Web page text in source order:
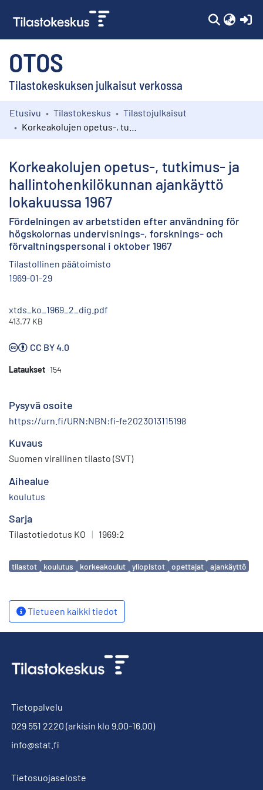
OTOS
Tilastokeskuksen julkaisut verkossa
Kokoelmat
Etusivu Tilastokeskus
Tilastojulkaisut
Korkeakolujen opetus-, tutkimus- ja
hallintohenkilökunnan ajankäyttö
lokakuussa 1967
Fördelningen av arbetstiden efter användning för
högskolornas undervisnings-, forsknings- och
förvaltningspersonal i oktober 1967
Tilastollinen päätoimisto
1969-01-29
xtds_ko_1969_2_dig.pdf
413.77 KB
CC BY 4.0
Lataukset 154
Pysyvä osoite
https://urn.fi/URN:NBN:fi-fe2023013115198
Kuvaus
Suomen virallinen tilasto (SVT)
Aihealue
koulutus
Sarja
Tilastotiedotus KO | 1969:2
Avainsanat
tilastot koulutus korkeakoulut yliopistot opettajat ajankäyttö
Tietueen kaikki tiedot
Tietopalvelu
029 551 2220 (arkisin klo 9.00-16.00)
info@stat.fi
Tietosuojaseloste